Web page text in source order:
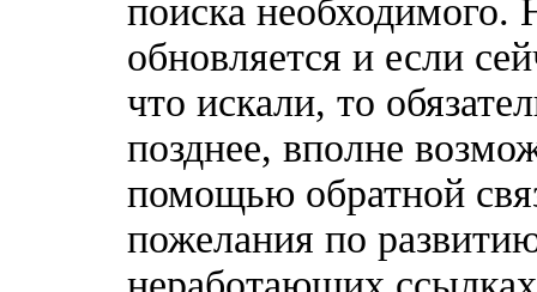
поиска необходимого.
обновляется и если
что искали, то
позднее, вполне
помощью обратной
пожелания по